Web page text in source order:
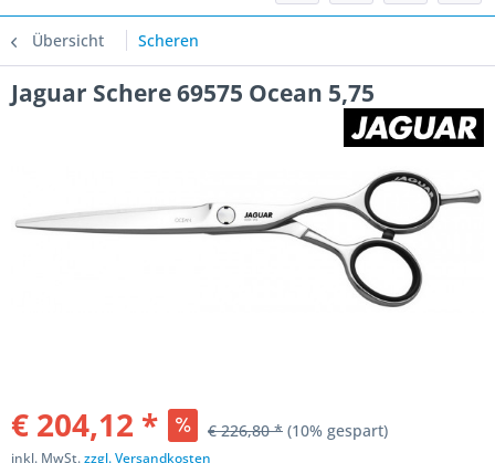
Übersicht Scheren
Jaguar Schere 69575 Ocean 5,75
€ 204,12 * € 226,80 * (10% gespart)
inkl. MwSt.zzgl. Versandkosten